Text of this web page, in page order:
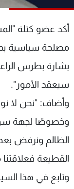
أكد عضو كتلة
مصلحة سياسية
بشارة بطرس
سيعقد الأمور".
وأضاف: "نحن لا
وخصوصًا لجهة
الظالم ونرفض
القطيعة
وتابع في هذا
شاهد البرامج
الترددات
الإنـتـاج
لاعلاناتكم